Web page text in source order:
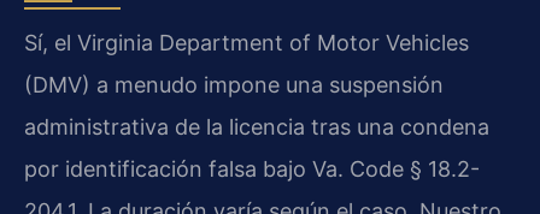
Sí, el Virginia Department of Motor Vehicles
(DMV) a menudo impone una suspensión
administrativa de la licencia tras una condena
por identificación falsa bajo Va. Code § 18.2-